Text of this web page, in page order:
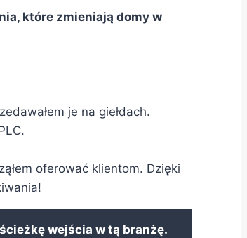
które zmieniają domy w
je na giełdach.
oferować klientom. Dzięki
wejścia w tą branżę.